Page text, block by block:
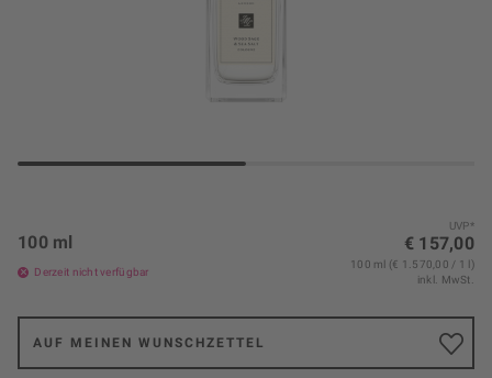
UVP*
€ 157,00
100 ml
Derzeit nicht verfügbar
100 ml (€ 1.570,00 / 1 l)
inkl. MwSt.
AUF MEINEN WUNSCHZETTEL